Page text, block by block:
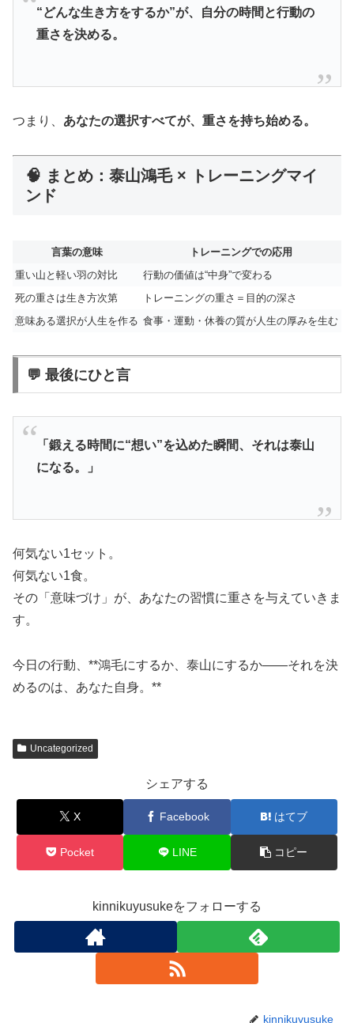
“どんな生き方をするか”が、自分の時間と行動の
重さを決める。
つまり、 あなたの選択すべてが、重さを持ち始める。
🧠 まとめ：泰山鴻毛 × トレーニングマイ
ンド
言葉の意味
トレーニングでの応用
重い山と軽い羽の対比
行動の価値は“中身”で変わる
死の重さは生き方次第
トレーニングの重さ＝目的の深さ
意味ある選択が人生を作る 食事・運動・休養の質が人生の厚みを生む
💬 最後にひと言
「鍛える時間に“想い”を込めた瞬間、それは泰山
になる。」
何気ない1セット。
何気ない1食。
その「意味づけ」が、あなたの習慣に重さを与えていきま
す。
今日の行動、**鴻毛にするか、泰山にするか――それを決
めるのは、あなた自身。**
Uncategorized
シェアする
X Facebook はてブ
Pocket LINE コピー
kinnikuyusukeをフォローする
kinnikuyusuke